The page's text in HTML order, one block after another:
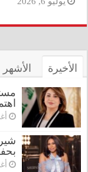
الأخيرة الأشهر